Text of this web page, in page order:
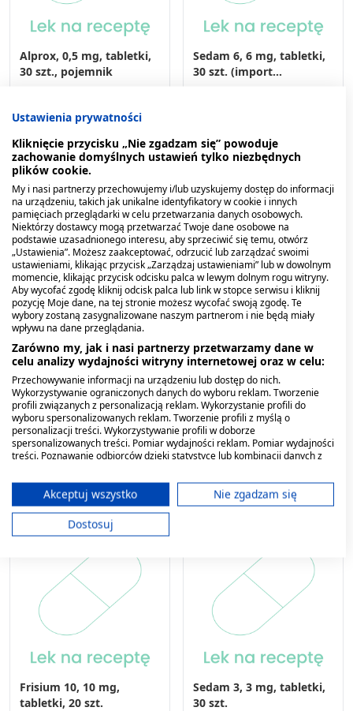
Alprox, 0,5 mg, tabletki,
30 szt., pojemnik
Sedam 6, 6 mg, tabletki,
30 szt. (import
Afobam, 0,25 mg,
tabletki, 30 szt. (import
równoległy,
PharmaPoint)
15,79 zł
Alpragen, 0,25 mg, tabl.,
(i.row),Delf,Hiszp, 30 szt
8,29 zł
Frisium 10, 10 mg,
tabletki, 20 szt.
Sedam 3, 3 mg, tabletki,
30 szt.
Ustawienia prywatności
Kliknięcie przycisku „Nie zgadzam się” powoduje
zachowanie domyślnych ustawień tylko niezbędnych
plików cookie.
My i nasi partnerzy przechowujemy i/lub uzyskujemy dostęp do informacji
na urządzeniu, takich jak unikalne identyfikatory w cookie i innych
pamięciach przeglądarki w celu przetwarzania danych osobowych.
Niektórzy dostawcy mogą przetwarzać Twoje dane osobowe na
podstawie uzasadnionego interesu, aby sprzeciwić się temu, otwórz
„Ustawienia”. Możesz zaakceptować, odrzucić lub zarządzać swoimi
ustawieniami, klikając przycisk „Zarządzaj ustawieniami” lub w dowolnym
momencie, klikając przycisk odcisku palca w lewym dolnym rogu witryny.
Aby wycofać zgodę kliknij odcisk palca lub link w stopce serwisu i kliknij
pozycję Moje dane, na tej stronie możesz wycofać swoją zgodę. Te
wybory zostaną zasygnalizowane naszym partnerom i nie będą miały
wpływu na dane przeglądania.
Zarówno my, jak i nasi partnerzy przetwarzamy dane w
celu analizy wydajności witryny internetowej oraz w celu:
Przechowywanie informacji na urządzeniu lub dostęp do nich.
Wykorzystywanie ograniczonych danych do wyboru reklam. Tworzenie
profili związanych z personalizacją reklam. Wykorzystanie profili do
wyboru spersonalizowanych reklam. Tworzenie profili z myślą o
personalizacji treści. Wykorzystywanie profili w doborze
spersonalizowanych treści. Pomiar wydajności reklam. Pomiar wydajności
treści. Poznawanie odbiorców dzięki statystyce lub kombinacji danych z
ograniczonych danych do wyboru treści.
Dane mogą być udostępniane poza Unię Europejską i wysyłane do USA.
Twoja zgoda i polityka cookie dotyczą wyłącznie tej witryny/aplikacji.
Wyświetl listę partnerów (11 dostawców IAB)
Cele przetwarzania IAB:
Przechowywanie informacji na urządzeniu
lub dostęp do nich
wyboru reklam
Tworzenie profili w celu
spersonalizowanych reklam
Akceptuj wszystko
Nie zgadzam się
Dostosuj